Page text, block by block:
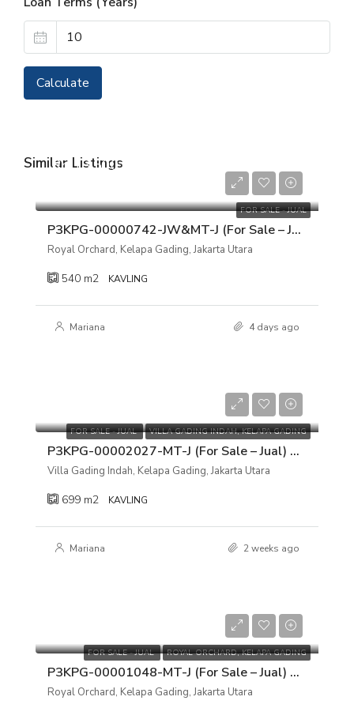
Calculate
Similar Listings
FOR SALE - JUAL
Rp 13.500.000.000
P3KPG-00000742-JW&MT-J (For Sale – Jual) Kavling Tanah Royal Orchard, Kelapa Gading, Jakarta Utara
Royal Orchard, Kelapa Gading, Jakarta Utara
540 m2 KAVLING
Mariana 4 days ago
FOR SALE - JUAL VILLA GADING INDAH, KELAPA GADING
P3KPG-00002027-MT-J (For Sale – Jual) Kavling Tanah Villa Gading Indah, Kelapa Gading, Jakarta Utara
Villa Gading Indah, Kelapa Gading, Jakarta Utara
699 m2 KAVLING
Mariana 2 weeks ago
FOR SALE - JUAL ROYAL ORCHARD, KELAPA GADING
P3KPG-00001048-MT-J (For Sale – Jual) Kavling Tanah Royal Orchard, Kelapa Gading, Jakarta Utara
Royal Orchard, Kelapa Gading, Jakarta Utara